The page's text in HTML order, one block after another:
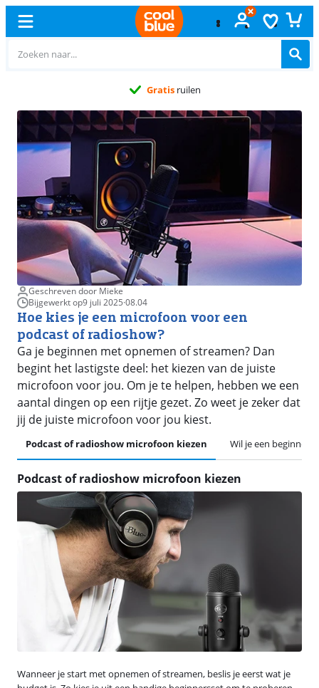
Gratis ruilen
Geschreven door Mieke
Bijgewerkt op9 juli 2025·08.04
Hoe kies je een microfoon voor een
podcast of radioshow?
Ga je beginnen met opnemen of streamen? Dan
begint het lastigste deel: het kiezen van de juiste
microfoon voor jou. Om je te helpen, hebben we een
aantal dingen op een rijtje gezet. Zo weet je zeker dat
jij de juiste microfoon voor jou kiest.
Podcast of radioshow microfoon kiezen Wil je een beginner
Podcast of radioshow microfoon kiezen
Wanneer je start met opnemen of streamen, beslis je eerst wat je